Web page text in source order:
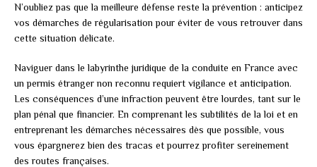
N’oubliez pas que la meilleure défense reste la prévention : anticipez
vos démarches de régularisation pour éviter de vous retrouver dans
cette situation délicate.
Naviguer dans le labyrinthe juridique de la conduite en France avec
un permis étranger non reconnu requiert vigilance et anticipation.
Les conséquences d’une infraction peuvent être lourdes, tant sur le
plan pénal que financier. En comprenant les subtilités de la loi et en
entreprenant les démarches nécessaires dès que possible, vous
vous épargnerez bien des tracas et pourrez profiter sereinement
des routes françaises.